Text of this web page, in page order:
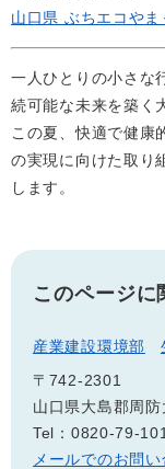
山口県 ぶちエコやま
一人ひとりの小さな
続可能な未来を築く
この夏、快適で健康
の実現に向けた取り
します。
このページに
産業建設環境部
〒742-2301
山口県大島郡周
Tel：0820-79-
メールでのお問